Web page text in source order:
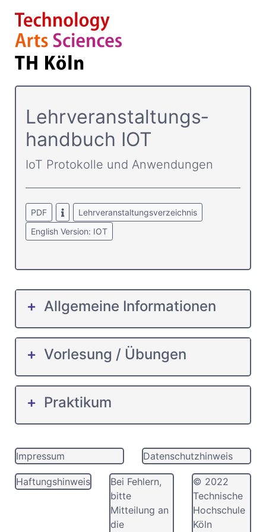
Lehrver­anstaltungs­
handbuch IOT
IoT Protokolle und Anwendungen
PDF
Lehrveranstaltungsverzeichnis
English Version: IOT
Allgemeine Informationen
Vorlesung / Übungen
Praktikum
Impressum Datenschutzhinweis
Haftungshinweis
Bei Fehlern,
bitte
Mitteilung an
die
© 2022
Technische
Hochschule
Köln